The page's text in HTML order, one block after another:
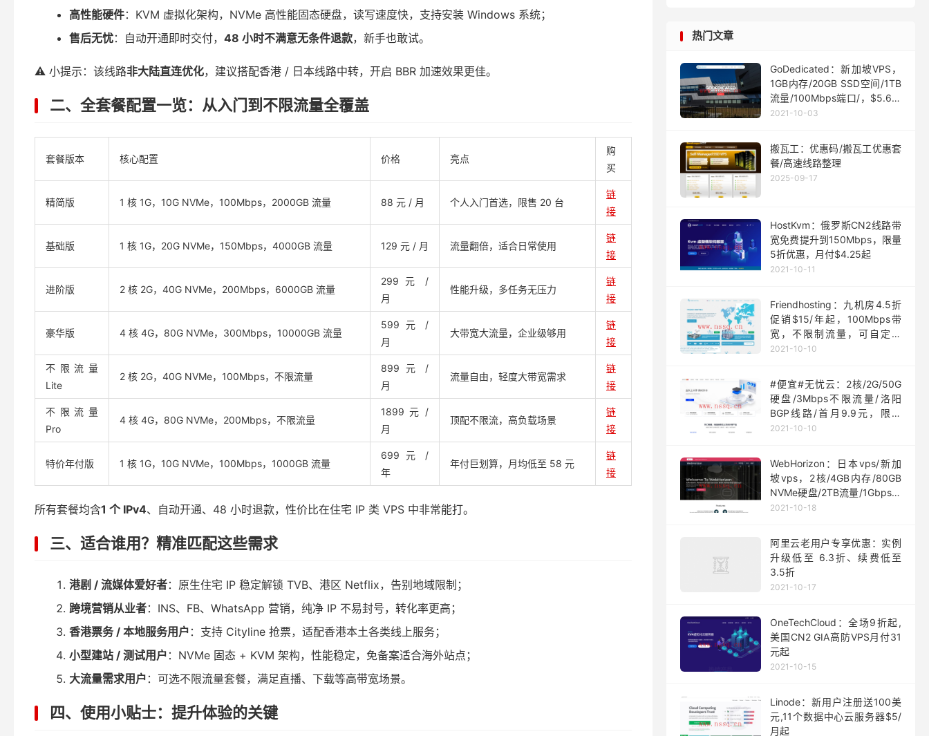
高性能硬件：KVM 虚拟化架构，NVMe 高性能固态硬盘，读写速度快，支持安装 Windows 系统；
售后无忧：自动开通即时交付， 48 小时不满意无条件退款，新手也敢试。
⚠️ 小提示：该线路非大陆直连优化，建议搭配香港 / 日本线路中转，开启 BBR 加速效果更佳。
二、全套餐配置一览：从入门到不限流量全覆盖
套餐版本 核心配置 价格 亮点
购
买
精简版 1 核 1G，10G NVMe，100Mbps，2000GB 流量 88 元 / 月 个人入门首选，限售 20 台
链
接
基础版 1 核 1G，20G NVMe，150Mbps，4000GB 流量 129 元 / 月 流量翻倍，适合日常使用
链
接
进阶版 2 核 2G，40G NVMe，200Mbps，6000GB 流量
299 元 /
月
性能升级，多任务无压力
链
接
豪华版 4 核 4G，80G NVMe，300Mbps，10000GB 流量
599 元 /
月
大带宽大流量，企业级够用
链
接
不限流量
Lite
2 核 2G，40G NVMe，100Mbps，不限流量
899 元 /
月
流量自由，轻度大带宽需求
链
接
不限流量
Pro
4 核 4G，80G NVMe，200Mbps，不限流量
1899 元 /
月
顶配不限流，高负载场景
链
接
特价年付版 1 核 1G，10G NVMe，100Mbps，1000GB 流量
699 元 /
年
年付巨划算，月均低至 58 元
链
接
所有套餐均含1 个 IPv4、自动开通、48 小时退款，性价比在住宅 IP 类 VPS 中非常能打。
三、适合谁用？精准匹配这些需求
港剧 / 流媒体爱好者：原生住宅 IP 稳定解锁 TVB、港区 Netflix，告别地域限制；
跨境营销从业者：INS、FB、WhatsApp 营销，纯净 IP 不易封号，转化率更高；
香港票务 / 本地服务用户 ：支持 Cityline 抢票，适配香港本土各类线上服务；
小型建站 / 测试用户 ：NVMe 固态 + KVM 架构，性能稳定，免备案适合海外站点；
大流量需求用户 ：可选不限流量套餐，满足直播、下载等高带宽场景。
四、使用小贴士：提升体验的关键
热门文章
GoDedicated：新加坡VPS，
1GB内存/20GB SSD空间/1TB
流量/100Mbps端口/，$5.63/
月起
2021-10-03
搬瓦工：优惠码/搬瓦工优惠套
餐/高速线路整理
2025-09-17
HostKvm：俄罗斯CN2线路带
宽免费提升到150Mbps，限量
5折优惠，月付$4.25起
2021-10-11
Friendhosting：九机房4.5折
促销$15/年起，100Mbps带
宽，不限制流量，可自定义
ISO
2021-10-10
#便宜#无忧云：2核/2G/50G
硬盘/3Mbps不限流量/洛阳
BGP线路/首月9.9元，限量
200台
2021-10-10
WebHorizon：日本vps/新加
坡vps，2核/4GB内存/80GB
NVMe硬盘/2TB流量/1Gbps端
口，$5/月起
2021-10-18
阿里云老用户专享优惠：实例
升级低至 6.3折、续费低至
3.5折
2021-10-17
OneTechCloud：全场9折起,
美国CN2 GIA高防VPS月付31
元起
2021-10-15
Linode：新用户注册送100美
元,11个数据中心云服务器$5/
月起